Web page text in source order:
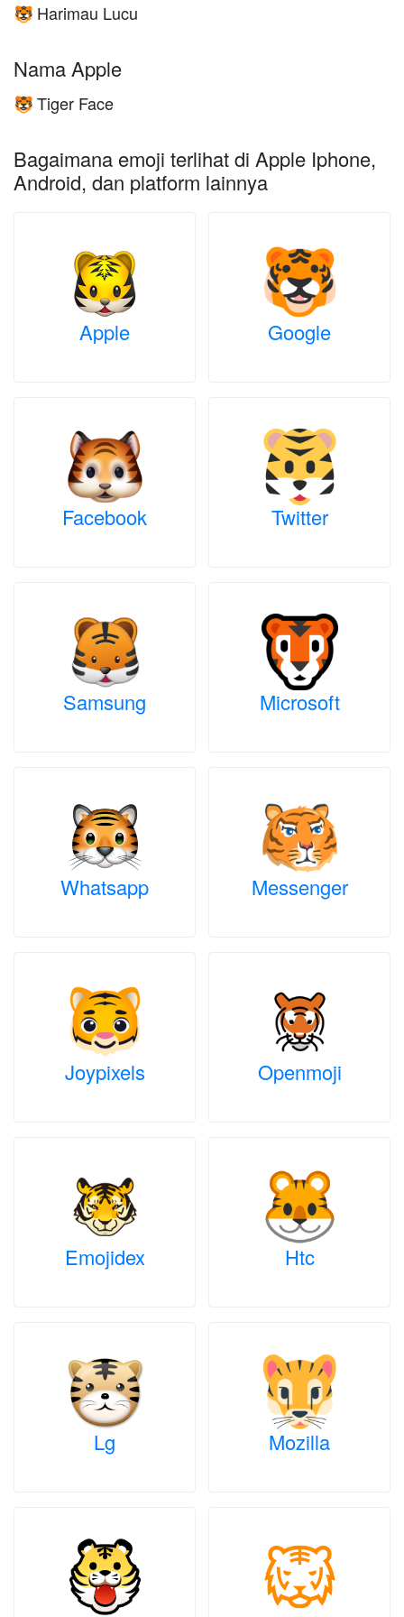
🐯 Harimau Lucu
Nama Apple
🐯 Tiger Face
Bagaimana emoji terlihat di Apple Iphone,
Android, dan platform lainnya
Apple Google
Facebook Twitter
Samsung Microsoft
Whatsapp Messenger
Joypixels Openmoji
Emojidex Htc
Lg Mozilla